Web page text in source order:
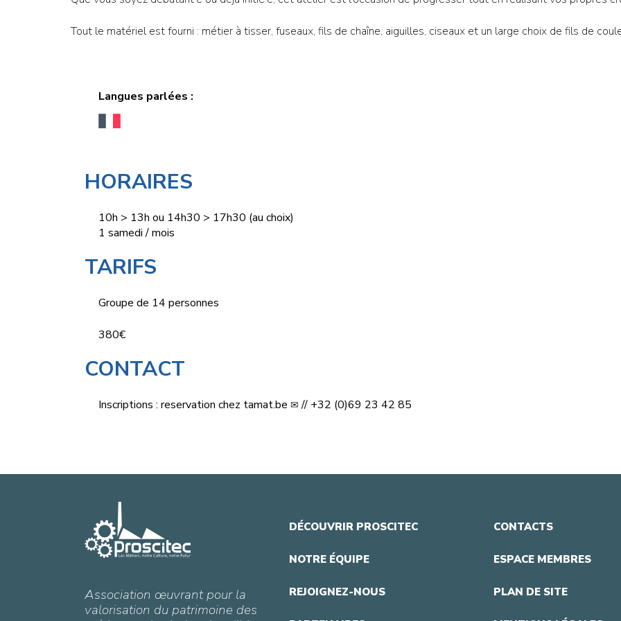
Tout le matériel est fourni : métier à tisser, fuseaux, fils de chaîne, aiguilles, ciseaux et un large choix de fils de
Langues parlées :
HORAIRES
10h > 13h ou 14h30 > 17h30 (au choix)
1 samedi / mois
TARIFS
Groupe de 14 personnes
380€
CONTACT
Inscriptions : reservation chez tamat.be // +32 (0)69 23 42 85
Association œuvrant pour la
valorisation du patrimoine des
DÉCOUVRIR PROSCITEC
NOTRE ÉQUIPE
REJOIGNEZ-NOUS
CONTACTS
ESPACE MEMBRES
PLAN DE SITE